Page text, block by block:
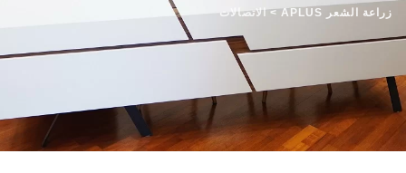
زراعة الشعر APLUS >الاتصالات